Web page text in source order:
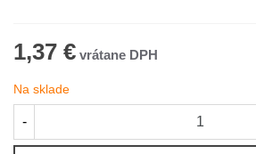
1,37 €
Na sklade
-